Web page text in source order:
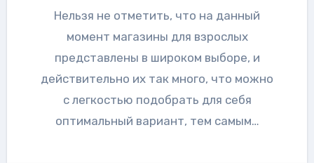
Нельзя не отметить, что на данный
момент магазины для взрослых
представлены в широком выборе, и
действительно их так много, что можно
с легкостью подобрать для себя
оптимальный вариант, тем самым…